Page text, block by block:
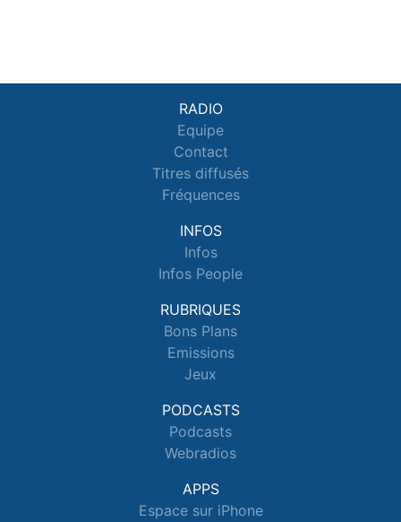
RADIO
Equipe
Contact
Titres diffusés
Fréquences
INFOS
Infos
Infos People
RUBRIQUES
Bons Plans
Emissions
Jeux
PODCASTS
Podcasts
Webradios
APPS
Espace sur iPhone